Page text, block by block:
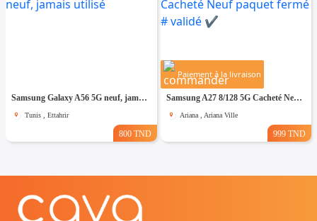
Samsung Galaxy A56 5G neuf, jamais utilisé
Tunis , Ettahrir
800 TND
Paiement à la livraison
Samsung A27 8/128 5G Cacheté Neuf paquet fermé # validé ✔️
Ariana , Ariana Ville
999 TND